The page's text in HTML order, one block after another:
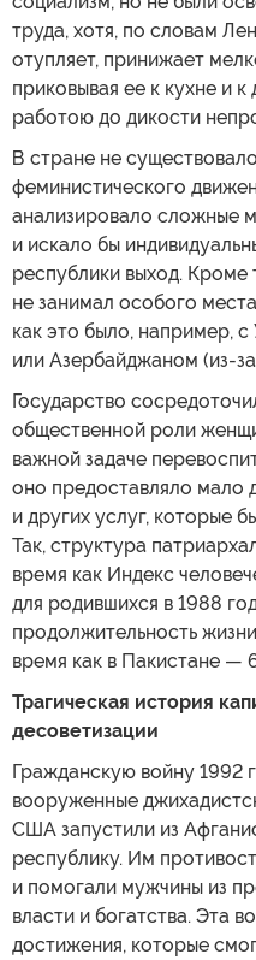
труда, хотя, по словам
отупляет, принижает
приковывая ее к кухне и
работою до дикости
В стране не
феминистического
анализировало сложные
и искало бы
республики выход. Кроме
не занимал особого
как это было, например, с
или Азербайджаном (из-
Государство
общественной роли
важной задаче
оно предоставляло мало
и других услуг, которые
Так, структура
время как Индекс
для родившихся в 1988
продолжительность
время как в Пакистане —
Трагическая история
десоветизации
Гражданскую войну 1992
вооруженные
США запустили из
республику. Им
и помогали мужчины из
власти и богатства. Эта
достижения, которые